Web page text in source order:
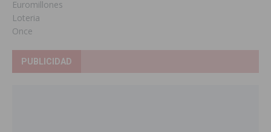
Euromillones
Loteria
Once
PUBLICIDAD